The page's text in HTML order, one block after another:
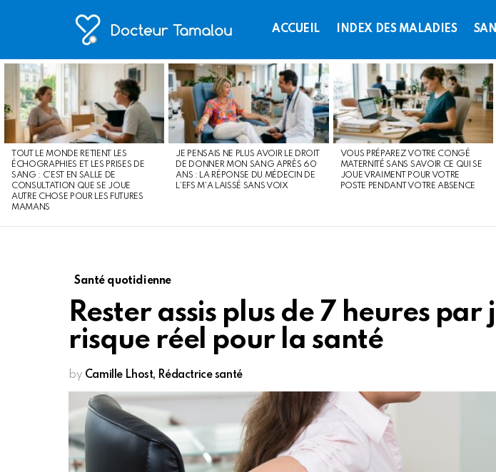
ACCUEIL INDEX DES MALADIES
LATEST
STORIES
TOUT LE MONDE RETIENT LES
ÉCHOGRAPHIES ET LES PRISES DE
SANG : C’EST EN SALLE DE
CONSULTATION QUE SE JOUE
AUTRE CHOSE POUR LES FUTURES
MAMANS
JE PENSAIS NE PLUS AVOIR LE DROIT
DE DONNER MON SANG APRÈS 60
ANS : LA RÉPONSE DU MÉDECIN DE
L’EFS M’A LAISSÉ SANS VOIX
VOUS PRÉPAREZ VOTRE CONGÉ
MATERNITÉ SANS SAVOIR CE QUI SE
JOUE VRAIMENT POUR VOTRE
POSTE PENDANT VOTRE ABSENCE
Santé quotidienne
Rester assis plus de 7 heures par
risque réel pour la santé
by Camille Lhost, Rédactrice santé